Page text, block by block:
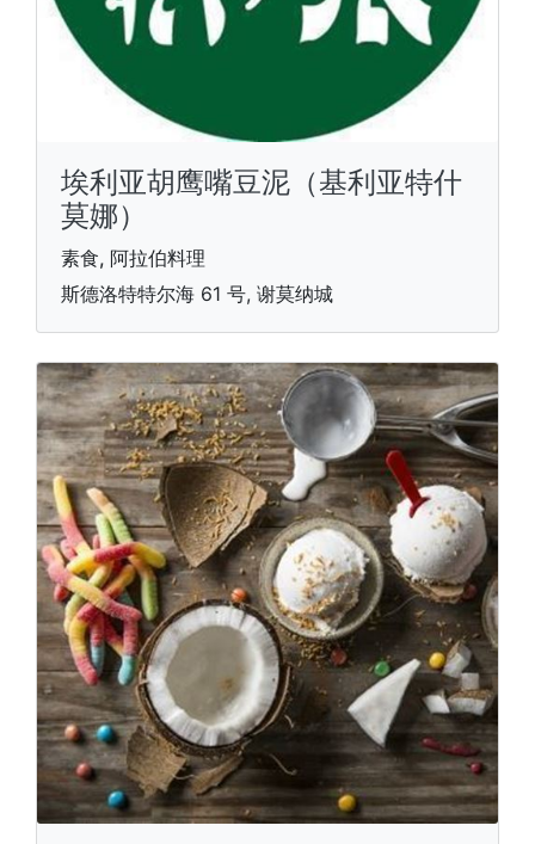
埃利亚胡鹰嘴豆泥（基利亚特什
莫娜）
素食, 阿拉伯料理
斯德洛特特尔海 61 号, 谢莫纳城